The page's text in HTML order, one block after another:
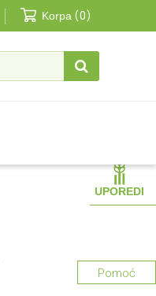
Korpa 0
UPOREDI
Pomoć